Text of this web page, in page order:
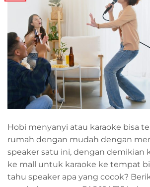
Hobi menyanyi atau karaoke bisa
rumah dengan mudah dengan
speaker satu ini, dengan demikian
ke mall untuk karaoke ke tempat
tahu speaker apa yang cocok?